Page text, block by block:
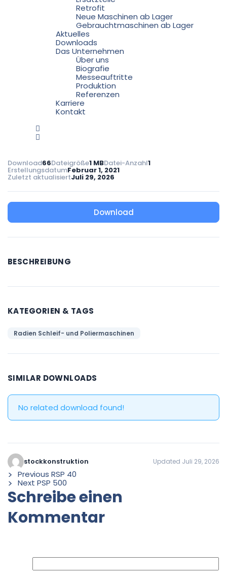
Retrofit
Neue Maschinen ab Lager
Gebrauchtmaschinen ab Lager
Aktuelles
Downloads
Das Unternehmen
Über uns
Biografie
Messeauftritte
Produktion
Referenzen
Karriere
Kontakt
Download66Dateigröße1 MBDatei-Anzahl1
ErstellungsdatumFebruar 1, 2021
Zuletzt aktualisiertJuli 29, 2026
Download
BESCHREIBUNG
KATEGORIEN & TAGS
Radien Schleif- und Poliermaschinen
SIMILAR DOWNLOADS
No related download found!
stockkonstruktion Updated Juli 29, 2026
Previous RSP 40
Next PSP 500
Schreibe einen
Kommentar